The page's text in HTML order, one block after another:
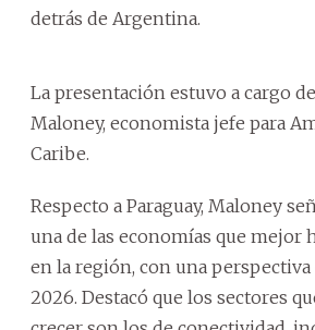
detrás de Argentina.
La presentación estuvo a cargo
Maloney, economista jefe para
Caribe.
Respecto a Paraguay, Maloney
una de las economías que mejor
en la región, con una perspectiva
2026. Destacó que los sectores